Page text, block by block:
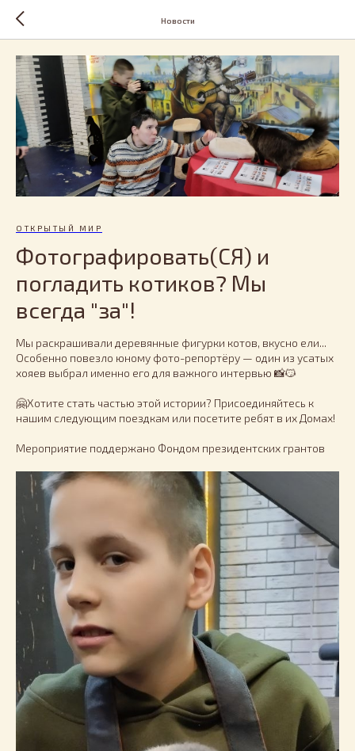
Новости
ОТКРЫТЫЙ МИР
Фотографировать(СЯ) и
погладить котиков? Мы
всегда "за"!
Мы раскрашивали деревянные фигурки котов, вкусно ели...
Особенно повезло юному фото-репортёру — один из усатых
хояев выбрал именно его для важного интервью 📸😼
🤗Хотите стать частью этой истории? Присоединяйтесь к
нашим следующим поездкам или посетите ребят в их Домах!
Мероприятие поддержано Фондом президентских грантов